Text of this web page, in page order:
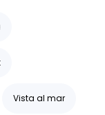
Vista al mar